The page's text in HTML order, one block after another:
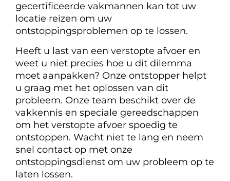
gecertificeerde vakmannen kan tot uw
locatie reizen om uw
ontstoppingsproblemen op te lossen.
Heeft u last van een verstopte afvoer en
weet u niet precies hoe u dit dilemma
moet aanpakken? Onze ontstopper helpt
u graag met het oplossen van dit
probleem. Onze team beschikt over de
vakkennis en speciale gereedschappen
om het verstopte afvoer spoedig te
ontstoppen. Wacht niet te lang en neem
snel contact op met onze
ontstoppingsdienst om uw probleem op te
laten lossen.